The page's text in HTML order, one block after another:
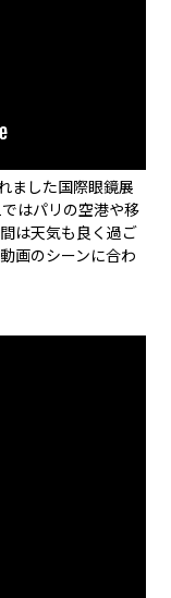
ました国際眼鏡展
はパリの空港や移
は天気も良く過ご
画のシーンに合わ